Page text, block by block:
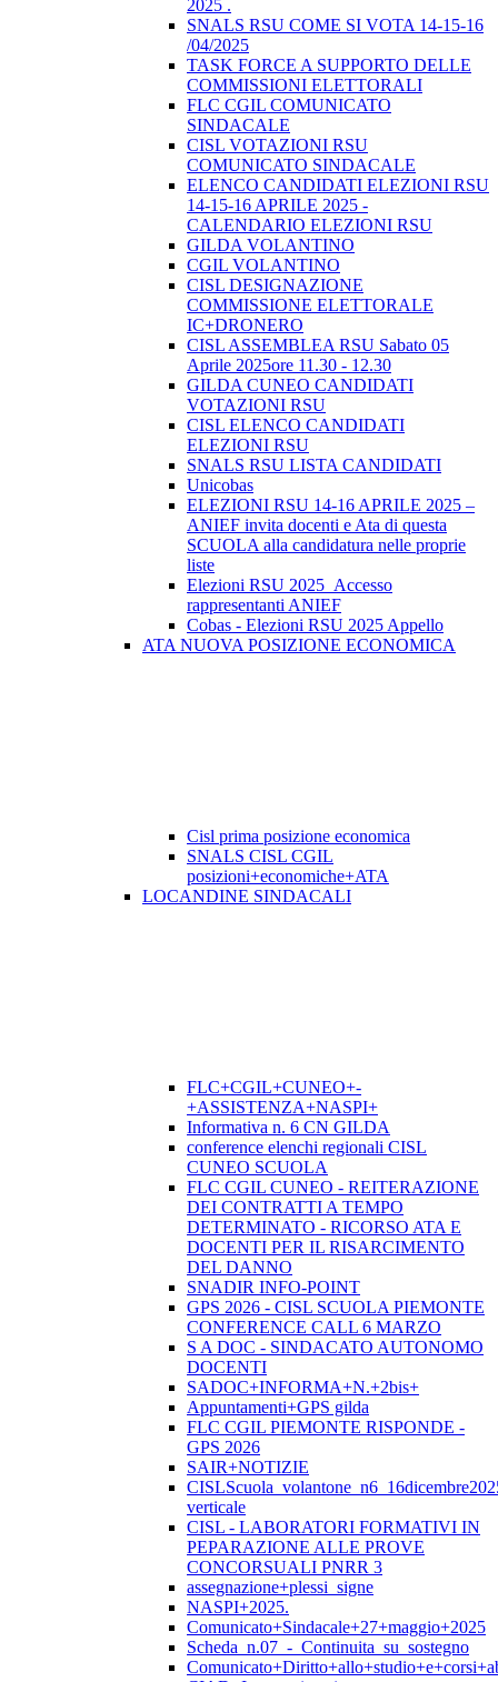
2025 .
SNALS RSU COME SI VOTA 14-15-16
/04/2025
TASK FORCE A SUPPORTO DELLE
COMMISSIONI ELETTORALI
FLC CGIL COMUNICATO
SINDACALE
CISL VOTAZIONI RSU
COMUNICATO SINDACALE
ELENCO CANDIDATI ELEZIONI RSU
14-15-16 APRILE 2025 -
CALENDARIO ELEZIONI RSU
GILDA VOLANTINO
CGIL VOLANTINO
CISL DESIGNAZIONE
COMMISSIONE ELETTORALE
IC+DRONERO
CISL ASSEMBLEA RSU Sabato 05
Aprile 2025ore 11.30 - 12.30
GILDA CUNEO CANDIDATI
VOTAZIONI RSU
CISL ELENCO CANDIDATI
ELEZIONI RSU
SNALS RSU LISTA CANDIDATI
Unicobas
ELEZIONI RSU 14-16 APRILE 2025 –
ANIEF invita docenti e Ata di questa
SCUOLA alla candidatura nelle proprie
liste
Elezioni RSU 2025_Accesso
rappresentanti ANIEF
Cobas - Elezioni RSU 2025 Appello
ATA NUOVA POSIZIONE ECONOMICA
Cisl prima posizione economica
SNALS CISL CGIL
posizioni+economiche+ATA
LOCANDINE SINDACALI
FLC+CGIL+CUNEO+-
+ASSISTENZA+NASPI+
Informativa n. 6 CN GILDA
conference elenchi regionali CISL
CUNEO SCUOLA
FLC CGIL CUNEO - REITERAZIONE
DEI CONTRATTI A TEMPO
DETERMINATO - RICORSO ATA E
DOCENTI PER IL RISARCIMENTO
DEL DANNO
SNADIR INFO-POINT
GPS 2026 - CISL SCUOLA PIEMONTE
CONFERENCE CALL 6 MARZO
S A DOC - SINDACATO AUTONOMO
DOCENTI
SADOC+INFORMA+N.+2bis+
Appuntamenti+GPS gilda
FLC CGIL PIEMONTE RISPONDE -
GPS 2026
SAIR+NOTIZIE
verticale
CISL - LABORATORI FORMATIVI IN
PEPARAZIONE ALLE PROVE
CONCORSUALI PNRR 3
assegnazione+plessi_signe
NASPI+2025.
Comunicato+Sindacale+27+maggio+2025
Scheda_n.07_-_Continuita_su_sostegno